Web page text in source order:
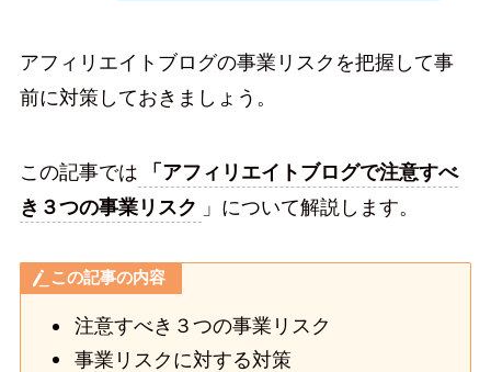
アフィリエイトブログの事業リスクを把握して事
前に対策しておきましょう。
この記事では
「アフィリエイトブログで注意すべ
き３つの事業リスク 」について解説します。
この記事の内容
注意すべき３つの事業リスク
事業リスクに対する対策